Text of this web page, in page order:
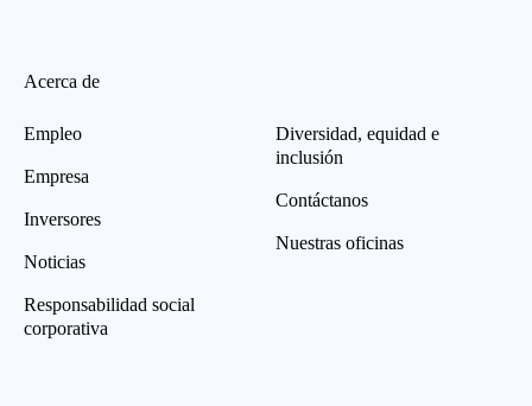
Acerca de
Empleo
Empresa
Inversores
Noticias
Responsabilidad social
corporativa
Diversidad, equidad e
inclusión
Contáctanos
Nuestras oficinas